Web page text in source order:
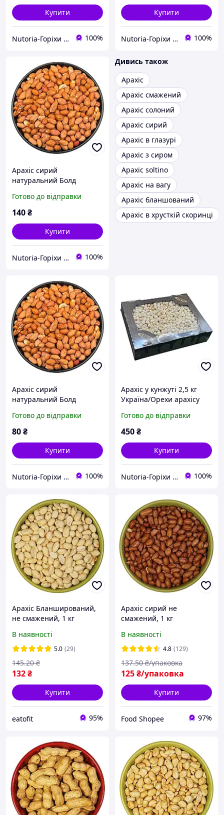
Купити
Nutoria-Горіхи та сухофрукти оптом і в роздріб 100%
Купити
Nutoria-Горіхи та сухофрукти оптом і в роздріб 100%
Арахіс сирий
натуральний Болд
арахісу для кулінарії та
випічки
Готово до відправки
140₴
Купити
Nutoria-Горіхи та сухофрукти оптом і в роздріб 100%
Дивись також
Арахіс
Арахіс смажений
Арахіс солоний
Арахіс сирий
Арахіс в глазурі
Арахіс з сиром
Арахіс soltino
Арахіс на вагу
Арахіс бланшований
Арахіс в хрусткій скоринці
Арахіс сирий
натуральний Болд
арахісу для кулінарії та
випічки
Готово до відправки
80₴
Купити
Nutoria-Горіхи та сухофрукти оптом і в роздріб 100%
Арахіс у кунжуті 2,5 кг
Україна/Орехи арахісу
Готово до відправки
450₴
Купити
Nutoria-Горіхи та сухофрукти оптом і в роздріб 100%
Арахіс Бланширований,
не смажений, 1 кг
В наявності
5.0 (29)
132₴
145.20 ₴
Купити
eatofit 95%
Арахіс сирий не
смажений, 1 кг
В наявності
4.8 (129)
125₴/упаковка
137.50 ₴/упаковка
Купити
Food Shopee 97%